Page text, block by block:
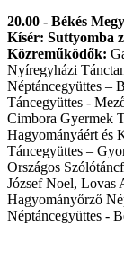
20.00 - Békés
Kísér: Suttyomba
Közreműködők:
Nyíregyházi
Néptáncegyüttes –
Táncegyüttes -
Cimbora Gyermek
Hagyományáért és
Táncegyüttes –
Országos
József Noel, Lovas
Hagyományőrző
Néptáncegyüttes -